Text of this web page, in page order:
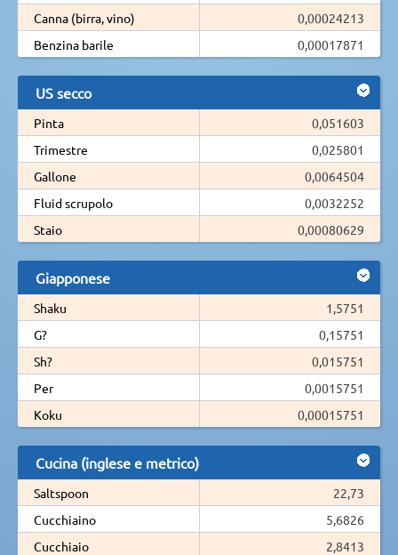
Canna (birra, vino)
0,00024213
Benzina barile
0,00017871
US secco
Pinta
0,051603
Trimestre
0,025801
Gallone
0,0064504
Fluid scrupolo
0,0032252
Staio
0,00080629
Giapponese
Shaku
1,5751
G?
0,15751
Sh?
0,015751
Per
0,0015751
Koku
0,00015751
Cucina (inglese e metrico)
Saltspoon
22,73
Cucchiaino
5,6826
Cucchiaio
2,8413